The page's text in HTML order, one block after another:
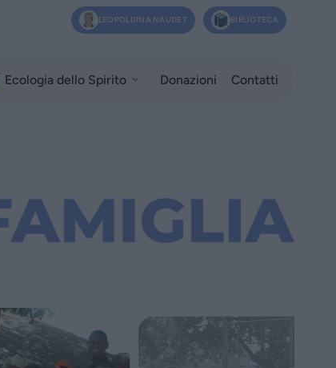
LEOPOLDINA NAUDET BIBLIOTECA
Ecologia dello Spirito Donazioni Contatti